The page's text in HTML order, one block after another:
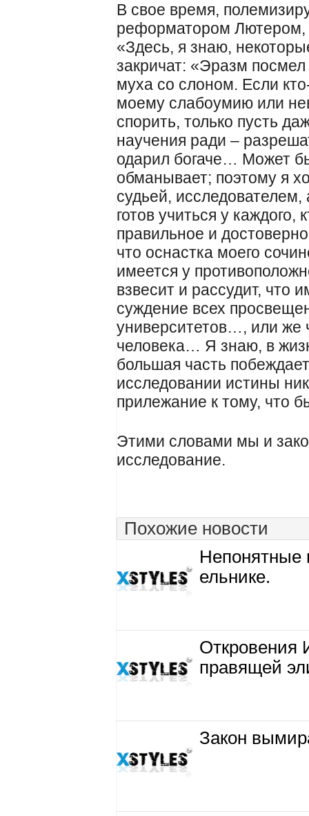
В свое время,
реформатором Лютером,
«Здесь, я знаю,
закричат: «Эразм
муха со слоном. Если
моему слабоумию или
спорить, только пусть
научения ради –
одарил богаче… Может
обманывает; поэтому я
судьей,
готов учиться у каждого,
правильное и
что оснастка моего
имеется у
взвесит и рассудит, что
суждение всех
университетов…, или же
человека… Я знаю, в
большая часть
исследовании истины
прилежание к тому, что
Этими словами мы и
исследование.
Похожие новости
Непонятные
ельнике.
Откровения
правящей
Закон